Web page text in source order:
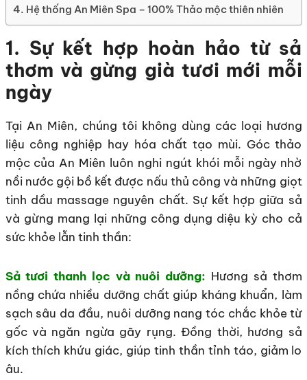
Hệ thống An Miên Spa – 100% Thảo mộc thiên nhiên
1. Sự kết hợp hoàn hảo từ sả
thơm và gừng già tươi mới mỗi
ngày
Tại An Miên, chúng tôi không dùng các loại hương
liệu công nghiệp hay hóa chất tạo mùi. Góc thảo
mộc của An Miên luôn nghi ngút khói mỗi ngày nhờ
nồi nước gội bồ kết được nấu thủ công và những giọt
tinh dầu massage nguyên chất. Sự kết hợp giữa sả
và gừng mang lại những công dụng diệu kỳ cho cả
sức khỏe lẫn tinh thần:
Sả tươi thanh lọc và nuôi dưỡng: Hương sả thơm
nồng chứa nhiều dưỡng chất giúp kháng khuẩn, làm
sạch sâu da đầu, nuôi dưỡng nang tóc chắc khỏe từ
gốc và ngăn ngừa gãy rụng. Đồng thời, hương sả
kích thích khứu giác, giúp tinh thần tỉnh táo, giảm lo
âu.